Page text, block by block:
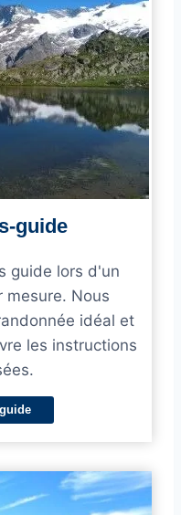
guide
guide lors d'un
mesure. Nous
idéal et
les instructions